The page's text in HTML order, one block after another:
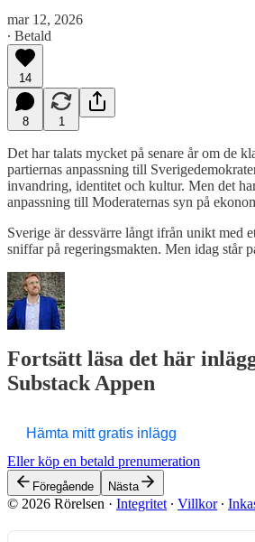
mar 12, 2026
∙ Betald
14
8 1
Det har talats mycket på senare år om de
partiernas anpassning till
invandring, identitet och kultur. Men det
anpassning till Moderaternas syn på
Sverige är dessvärre långt ifrån unikt med
sniffar på regeringsmakten. Men idag står
Fortsätt läsa det här
Substack Appen
Hämta mitt gratis inlägg
Eller köp en betald prenumeration
Föregående Nästa
© 2026 Rörelsen · Integritet ∙ Villkor∙